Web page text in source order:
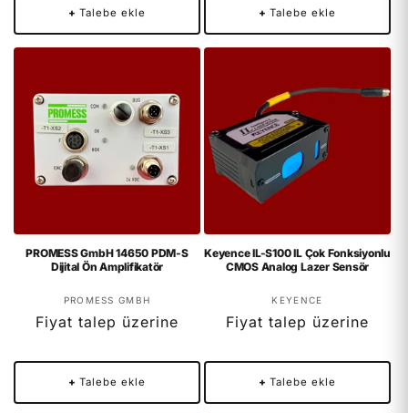
+ Talebe ekle + Talebe ekle
PROMESS GmbH 14650 PDM-S
Dijital Ön Amplifikatör
Satıcı:
PROMESS GMBH
Fiyat talep üzerine
+ Talebe ekle
Keyence IL-S100 IL Çok Fonksiyonlu
CMOS Analog Lazer Sensör
Satıcı:
KEYENCE
Fiyat talep üzerine
+ Talebe ekle